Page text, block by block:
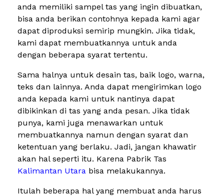
anda memiliki sampel tas yang ingin dibuatkan,
bisa anda berikan contohnya kepada kami agar
dapat diproduksi semirip mungkin. Jika tidak,
kami dapat membuatkannya untuk anda
dengan beberapa syarat tertentu.
Sama halnya untuk desain tas, baik logo, warna,
teks dan lainnya. Anda dapat mengirimkan logo
anda kepada kami untuk nantinya dapat
dibikinkan di tas yang anda pesan. Jika tidak
punya, kami juga menawarkan untuk
membuatkannya namun dengan syarat dan
ketentuan yang berlaku. Jadi, jangan khawatir
akan hal seperti itu. Karena Pabrik Tas
Kalimantan Utara bisa melakukannya.
Itulah beberapa hal yang membuat anda harus